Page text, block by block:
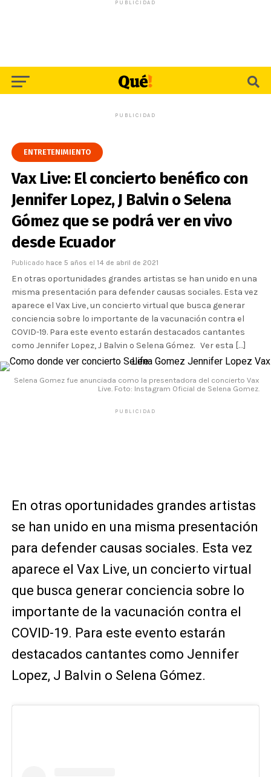
PUBLICIDAD
PUBLICIDAD
ENTRETENIMIENTO
Vax Live: El concierto benéfico con
Jennifer Lopez, J Balvin o Selena
Gómez que se podrá ver en vivo
desde Ecuador
Publicado hace 5 años el 14 de abril de 2021
En otras oportunidades grandes artistas se han unido en una
misma presentación para defender causas sociales. Esta vez
aparece el Vax Live, un concierto virtual que busca generar
conciencia sobre lo importante de la vacunación contra el
COVID-19. Para este evento estarán destacados cantantes
como Jennifer Lopez, J Balvin o Selena Gómez. Ver esta […]
Selena Gomez fue anunciada como la presentadora del concierto Vax
Live. Foto: Instagram Oficial de Selena Gomez.
PUBLICIDAD
En otras oportunidades grandes artistas
se han unido en una misma presentación
para defender causas sociales. Esta vez
aparece el Vax Live, un concierto virtual
que busca generar conciencia sobre lo
importante de la vacunación contra el
COVID-19. Para este evento estarán
destacados cantantes como Jennifer
Lopez, J Balvin o Selena Gómez.